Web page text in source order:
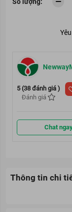
5 (38 đánh giá )
Đánh giá
Chat
Thông tin chi